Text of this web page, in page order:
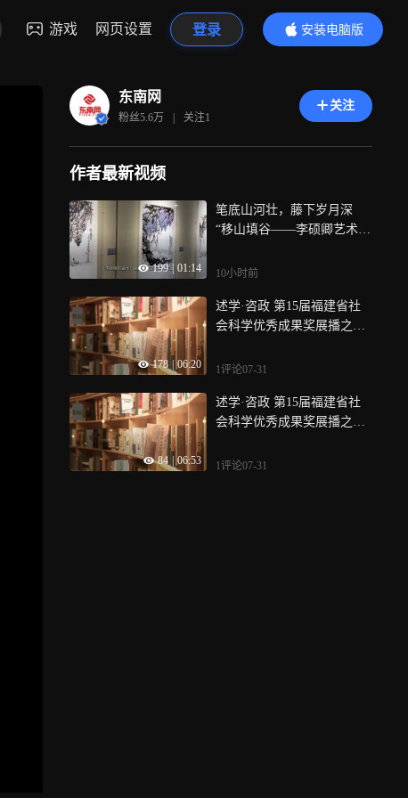
游戏 网页设置 登录
安装电脑版
内容更精彩
东南网
粉丝5.6万 | 关注1
关注
作者最新视频
199 | 01:14
笔底山河壮，藤下岁月深
“移山填谷——李硕卿艺术作
10小时前
178 06:20
述学·咨政 第15届福建省社
会科学优秀成果奖展播之二
权合理使用制度的重塑》
1评论07-31
84 06:53
述学·咨政 第15届福建省社
会科学优秀成果奖展播之二
1评论07-31